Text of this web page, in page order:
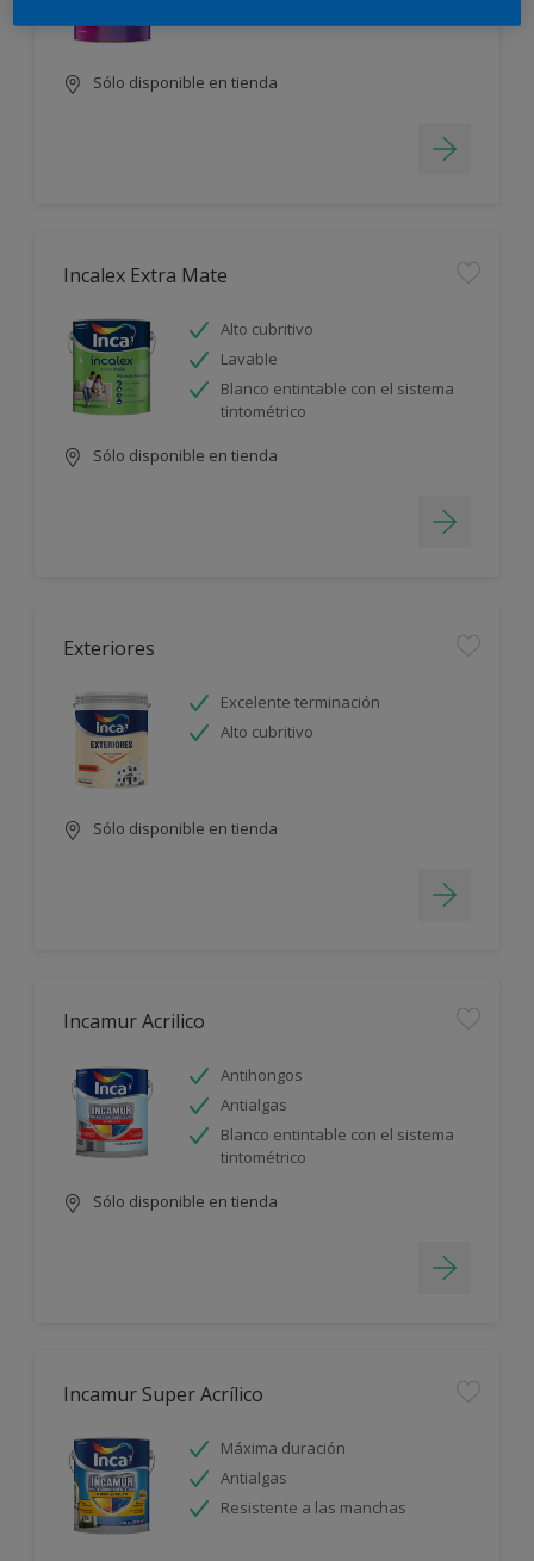
Sólo disponible en tienda
Incalex Extra Mate
Alto cubritivo
Lavable
Blanco entintable con el sistema
tintométrico
Sólo disponible en tienda
Exteriores
Excelente terminación
Alto cubritivo
Sólo disponible en tienda
Incamur Acrilico
Antihongos
Antialgas
Blanco entintable con el sistema
tintométrico
Sólo disponible en tienda
Incamur Super Acrílico
Máxima duración
Antialgas
Resistente a las manchas